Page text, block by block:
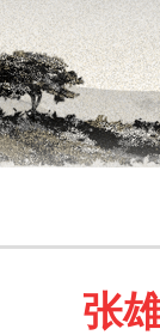
张